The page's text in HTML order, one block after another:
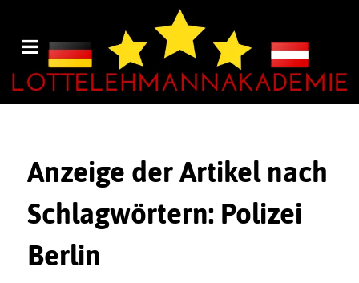
Anzeige der Artikel nach
Schlagwörtern: Polizei
Berlin